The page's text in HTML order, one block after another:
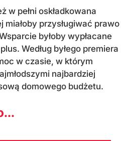
w pełni oskładkowana
przysługiwać prawo
byłoby wypłacane
Według byłego premiera
w czasie, w którym
najbardziej
domowego budżetu.